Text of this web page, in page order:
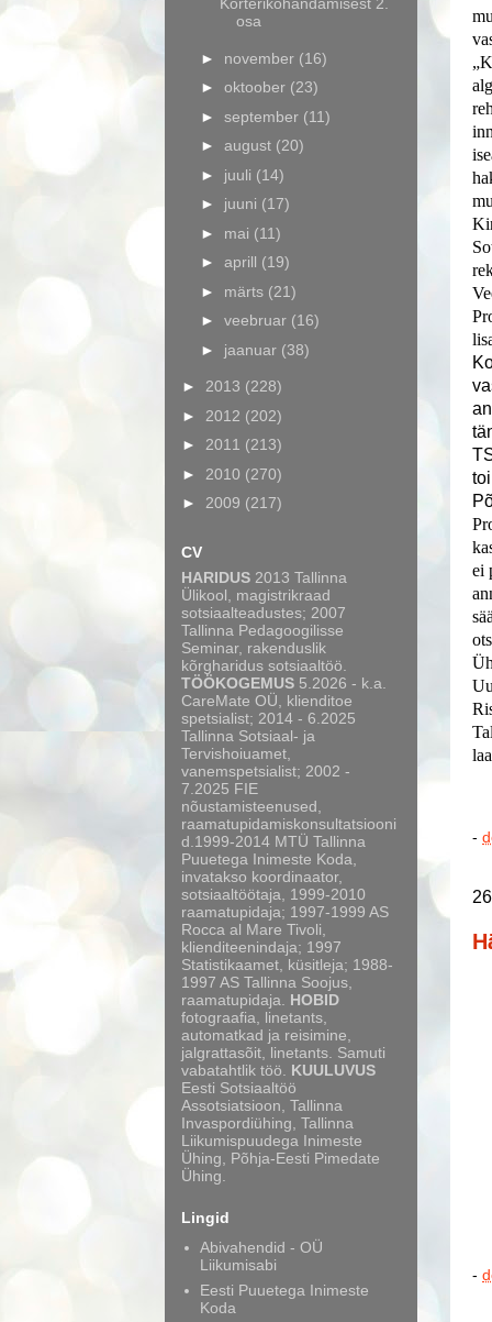
ei
-
-
osa
► november (16)
► oktoober (23)
► september (11)
► august (20)
► juuli (14)
► juuni (17)
► mai (11)
► aprill (19)
► märts (21)
► veebruar (16)
► jaanuar (38)
► 2013 (228)
► 2012 (202)
► 2011 (213)
► 2010 (270)
► 2009 (217)
CV
HARIDUS 2013 Tallinna
Ülikool, magistrikraad
sotsiaalteadustes; 2007
Tallinna Pedagoogilisse
Seminar, rakenduslik
kõrgharidus sotsiaaltöö.
TÖÖKOGEMUS 5.2026 - k.a.
CareMate OÜ, klienditoe
spetsialist; 2014 - 6.2025
Tallinna Sotsiaal- ja
Tervishoiuamet,
vanemspetsialist; 2002 -
7.2025 FIE
nõustamisteenused,
raamatupidamiskonsultatsiooni
d.1999-2014 MTÜ Tallinna
Puuetega Inimeste Koda,
invatakso koordinaator,
sotsiaaltöötaja, 1999-2010
raamatupidaja; 1997-1999 AS
Rocca al Mare Tivoli,
klienditeenindaja; 1997
Statistikaamet, küsitleja; 1988-
1997 AS Tallinna Soojus,
raamatupidaja. HOBID
fotograafia, linetants,
automatkad ja reisimine,
jalgrattasõit, linetants. Samuti
vabatahtlik töö. KUULUVUS
Eesti Sotsiaaltöö
Assotsiatsioon, Tallinna
Invaspordiühing, Tallinna
Liikumispuudega Inimeste
Ühing, Põhja-Eesti Pimedate
Ühing.
Lingid
Abivahendid - OÜ
Liikumisabi
Eesti Puuetega Inimeste
Koda